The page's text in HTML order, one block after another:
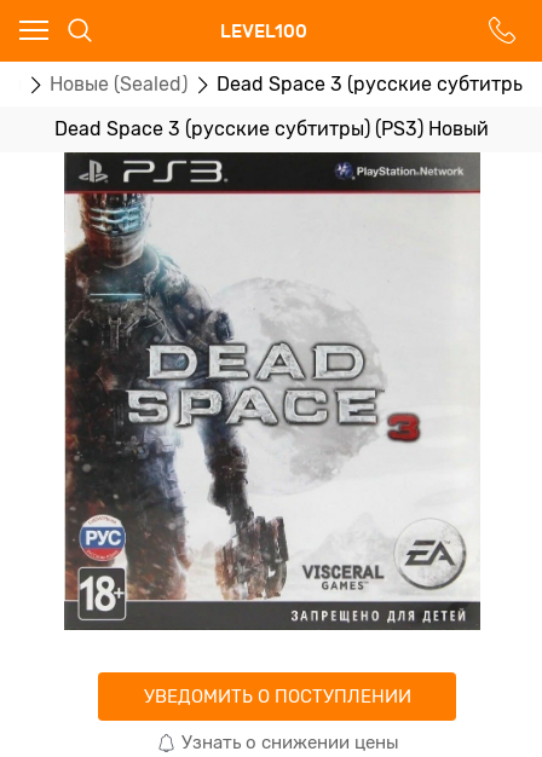
LEVEL100
Новые (Sealed) Dead Space 3 (русские субтитры)
Dead Space 3 (русские субтитры) (PS3) Новый
УВЕДОМИТЬ О ПОСТУПЛЕНИИ
Узнать о снижении цены
Ваш город - Москва,
угадали?
ДА НЕТ